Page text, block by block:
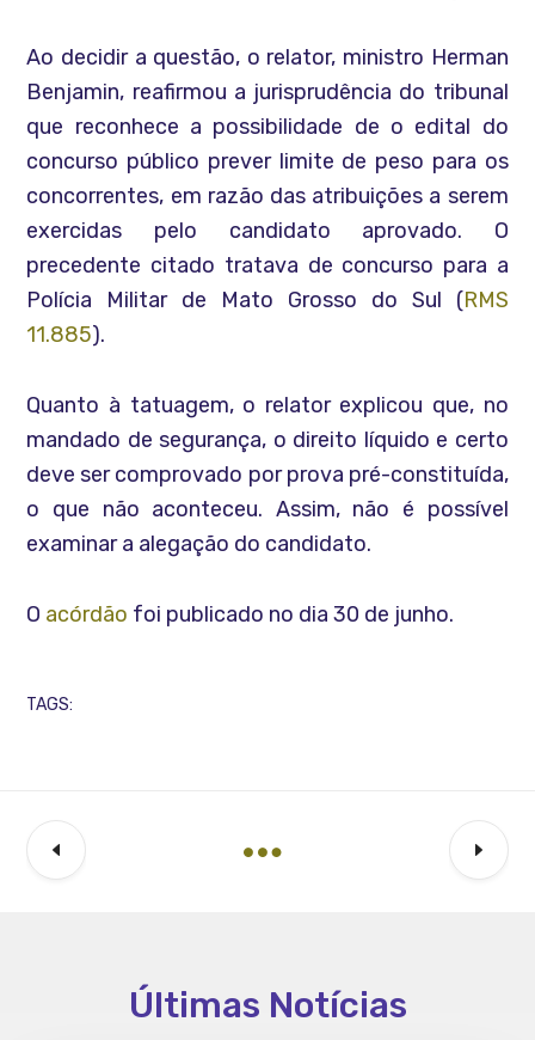
Ao decidir a questão, o relator, ministro Herman
Benjamin, reafirmou a jurisprudência do tribunal
que reconhece a possibilidade de o edital do
concurso público prever limite de peso para os
concorrentes, em razão das atribuições a serem
exercidas pelo candidato aprovado. O
precedente citado tratava de concurso para a
Polícia Militar de Mato Grosso do Sul (RMS
11.885).
Quanto à tatuagem, o relator explicou que, no
mandado de segurança, o direito líquido e certo
deve ser comprovado por prova pré-constituída,
o que não aconteceu. Assim, não é possível
examinar a alegação do candidato.
O acórdão foi publicado no dia 30 de junho.
TAGS:
Últimas Notícias